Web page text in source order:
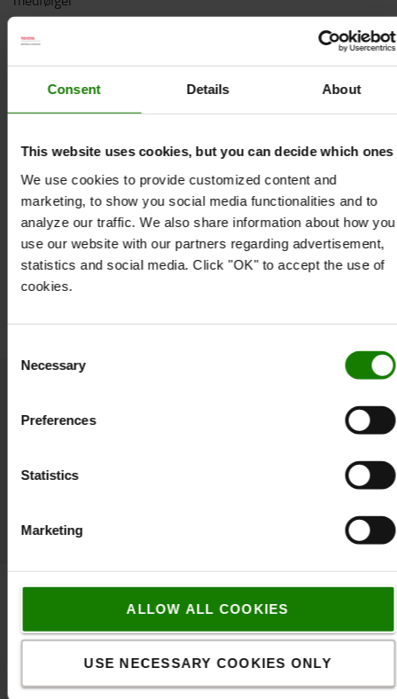
Consent Details About
This website uses cookies, but you can decide which ones
We use cookies to provide customized content and
marketing, to show you social media functionalities and to
analyze our traffic. We also share information about how you
use our website with our partners regarding advertisement,
statistics and social media. Click "OK" to accept the use of
cookies.
Selection
Necessary
Preferences
Statistics
Marketing
ALLOW ALL COOKIES
USE NECESSARY COOKIES ONLY
Teknisk specifikation
*Højde: 1100 mm
*Bredde: 550 mm
*Dybde: 450 mm
*Materiale: Plast
Specifikation
Vægt:35 kg
Farve:Hvid
Højde:1,1m
Bredde
Kontakt os